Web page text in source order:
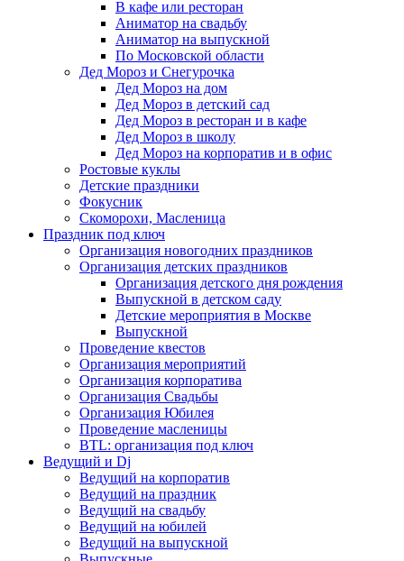
В кафе или ресторан
Аниматор на свадьбу
Аниматор на выпускной
По Московской области
Дед Мороз и Снегурочка
Дед Мороз на дом
Дед Мороз в детский сад
Дед Мороз в ресторан и в кафе
Дед Мороз в школу
Дед Мороз на корпоратив и в офис
Ростовые куклы
Детские праздники
Фокусник
Скоморохи, Масленица
Праздник под ключ
Организация новогодних праздников
Организация детских праздников
Организация детского дня рождения
Выпускной в детском саду
Детские мероприятия в Москве
Выпускной
Проведение квестов
Организация мероприятий
Организация корпоратива
Организация Свадьбы
Организация Юбилея
Проведение масленицы
BTL: организация под ключ
Ведущий и Dj
Ведущий на корпоратив
Ведущий на праздник
Ведущий на свадьбу
Ведущий на юбилей
Ведущий на выпускной